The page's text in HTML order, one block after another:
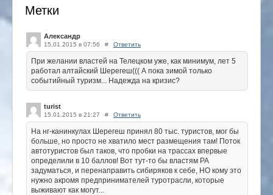
Метки
Александр
15.01.2015 в 07:56 # Ответить
При желании властей на Телецком уже, как минимум, лет 5
работал алтайский Шерегеш((( А пока зимой только
событийный туризм... Надежда на кризис?
turist
15.01.2015 в 21:27 # Ответить
На нг-канинкулах Шерегеш принял 80 тыс. туристов, мог бы
больше, но просто не хватило мест размещения там! Поток
автотуристов был таков, что пробки на трассах впервые
определили в 10 баллов! Вот тут-то бы властям РА
задуматься, и перенаправить сибиряков к себе, НО кому это
нужно акромя предпринимателей туротрасли, которые
выживают как могут...